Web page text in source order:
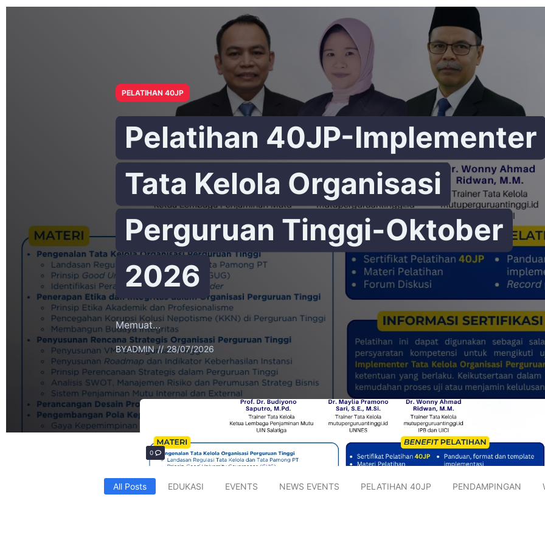
PELATIHAN 40JP
Pelatihan 40JP-Implementer
Tata Kelola Organisasi
Perguruan Tinggi-Oktober
2026
Memuat…
BYADMIN 28/07/2026
0
All Posts EDUKASI EVENTS NEWS EVENTS PELATIHAN 40JP PENDAMPINGAN